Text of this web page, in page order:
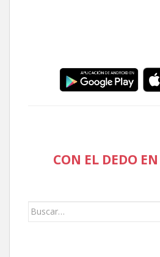
CON EL DEDO
Buscar: